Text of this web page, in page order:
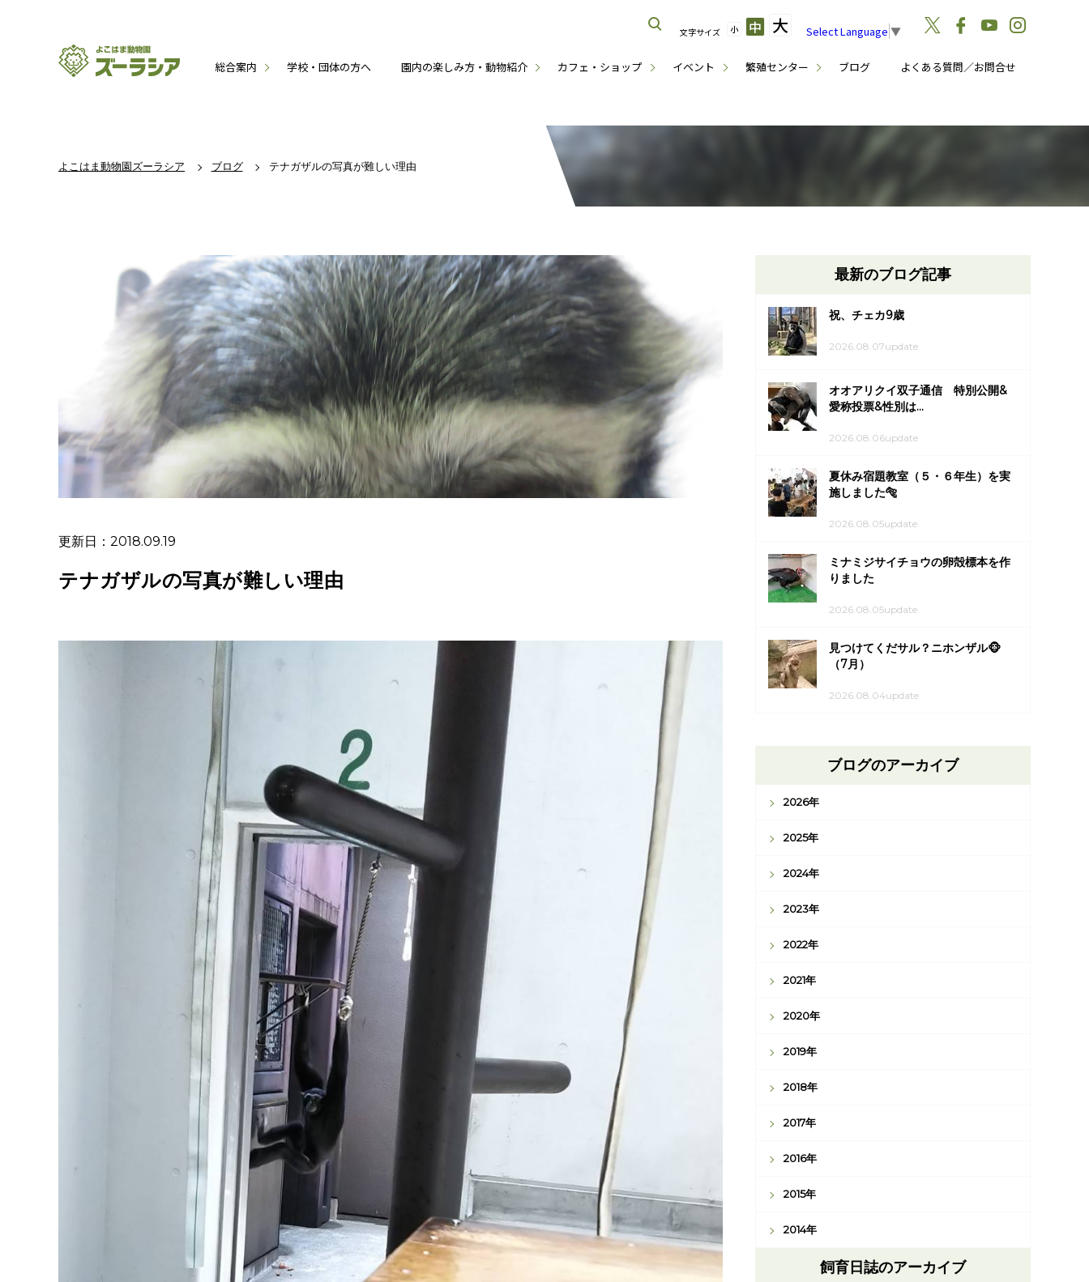
総合案内 学校・団体の方へ 園内の楽しみ方・動物紹介 カフェ・ショップ イベント 繁殖センター ブログ よくある質問／お問合せ
文字サイズ 小 中 大 Select Language ▼
よこはま動物園ズーラシア ブログ テナガザルの写真が難しい理由
更新日：2018.09.19
テナガザルの写真が難しい理由
最新のブログ記事
祝、チェカ9歳
2026.08.07update
オオアリクイ双子通信 特別公開&
愛称投票&性別は...
2026.08.06update
夏休み宿題教室（５・６年生）を実
施しました🐅
2026.08.05update
ミナミジサイチョウの卵殻標本を作
りました
2026.08.05update
見つけてくだサル？ニホンザル🐵
（7月）
2026.08.04update
ブログのアーカイブ
2026年
2025年
2024年
2023年
2022年
2021年
2020年
2019年
2018年
2017年
2016年
2015年
2014年
飼育日誌のアーカイブ